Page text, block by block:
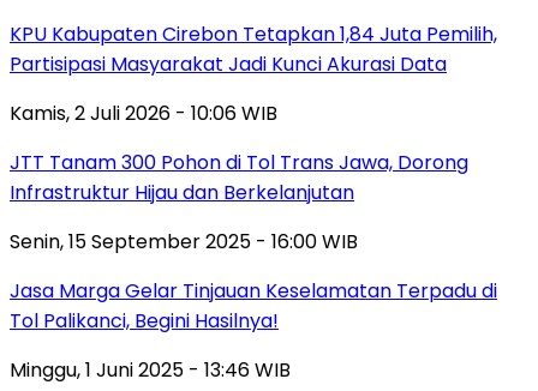
KPU Kabupaten Cirebon Tetapkan 1,84 Juta Pemilih,
Partisipasi Masyarakat Jadi Kunci Akurasi Data
Kamis, 2 Juli 2026 - 10:06 WIB
JTT Tanam 300 Pohon di Tol Trans Jawa, Dorong
Infrastruktur Hijau dan Berkelanjutan
Senin, 15 September 2025 - 16:00 WIB
Jasa Marga Gelar Tinjauan Keselamatan Terpadu di
Tol Palikanci, Begini Hasilnya!
Minggu, 1 Juni 2025 - 13:46 WIB